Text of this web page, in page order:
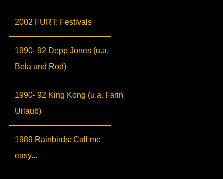
2002 FURT: Festivals
1990- 92 Depp Jones (u.a.
Bela und Rod)
1990- 92 King Kong (u.a. Farin
Urlaub)
1989 Rainbirds: Call me
easy...